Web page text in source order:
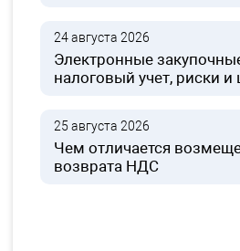
24 августа 2026
Электронные
налоговый учет, риски
25 августа 2026
Чем отличается
возврата НДС